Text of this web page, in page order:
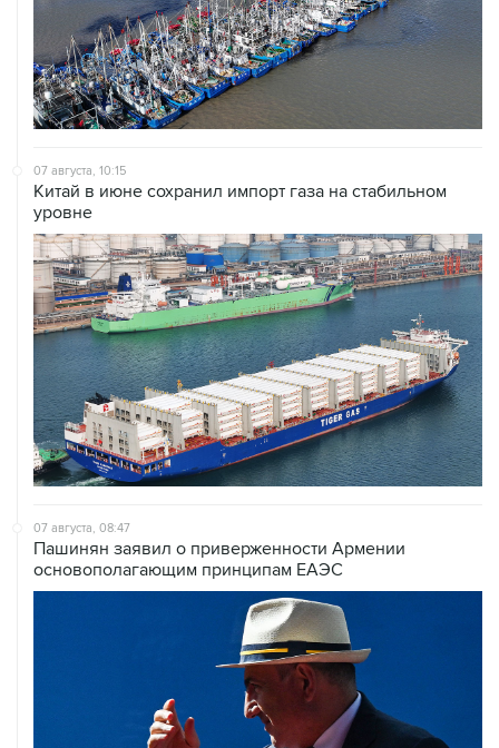
07 августа, 10:15
Китай в июне сохранил импорт газа на стабильном
уровне
07 августа, 08:47
Пашинян заявил о приверженности Армении
основополагающим принципам ЕАЭС